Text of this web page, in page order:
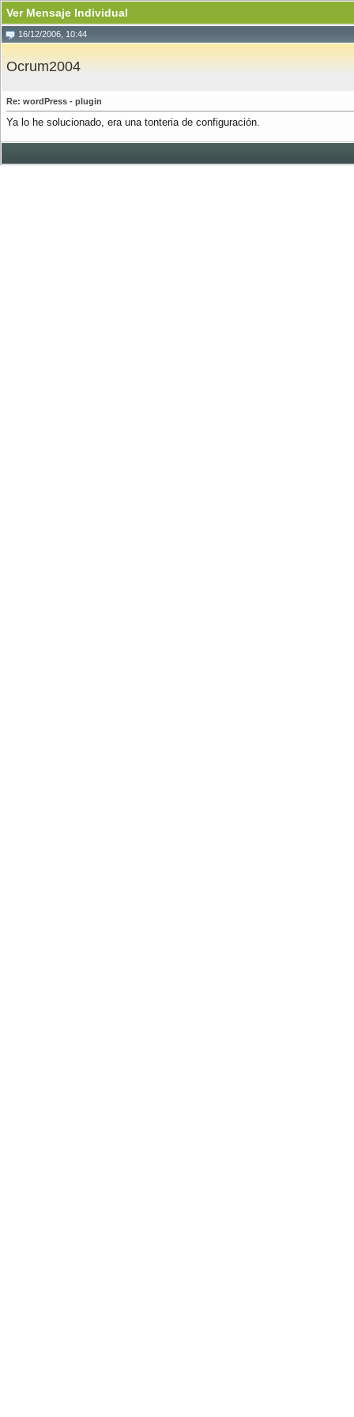
Ver Mensaje Individual
16/12/2006, 10:44
Ocrum2004
Re: wordPress - plugin
Ya lo he solucionado, era una tonteria de configuración.